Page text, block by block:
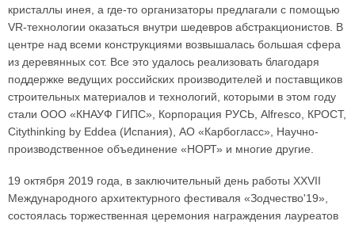
кристаллы инея, а где-то организаторы предлагали с помощью
VR-технологии оказаться внутри шедевров абстракционистов. В
центре над всеми конструкциями возвышалась большая сфера
из деревянных сот. Все это удалось реализовать благодаря
поддержке ведущих российских производителей и поставщиков
строительных материалов и технологий, которыми в этом году
стали ООО «КНАУФ ГИПС», Корпорация РУСЬ, Alfresco, КРОСТ,
Citythinking by Eddea (Испания), АО «Карбогласс», Научно-
производственное объединение «НОРТ» и многие другие.
19 октября 2019 года, в заключительный день работы XXVII
Международного архитектурного фестиваля «Зодчество'19»,
состоялась торжественная церемония награждения лауреатов